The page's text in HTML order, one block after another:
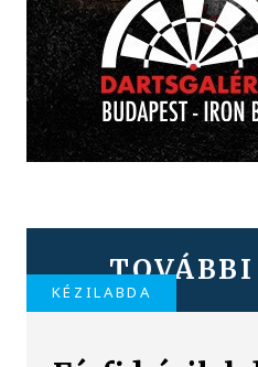
KÉZILABDA